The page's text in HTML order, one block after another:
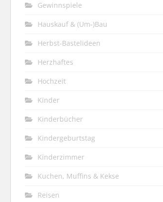
Gewinnspiele
Hauskauf & (Um-)Bau
Herbst-Bastelideen
Herzhaftes
Hochzeit
Kinder
Kinderbücher
Kindergeburtstag
Kinderzimmer
Kuchen, Muffins & Kekse
Reisen